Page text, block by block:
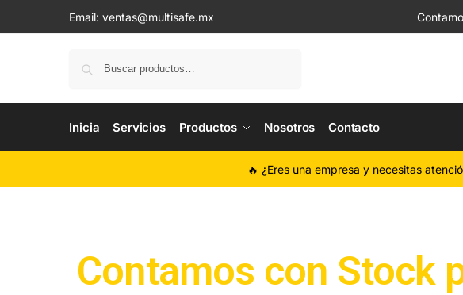
Email: ventas@multisafe.mx
Inicia Servicios Productos Nosotros Contacto
🔥 ¿Eres una empresa y necesitas
Contamos con Stock